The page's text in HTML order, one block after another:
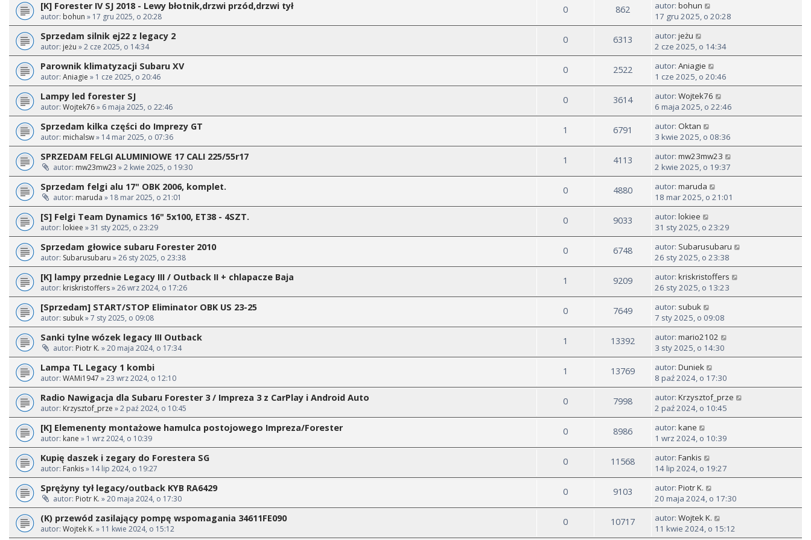
[K] Forester IV SJ 2018 - Lewy błotnik,drzwi przód,drzwi tył
autor: bohun » 17 gru 2025, o 20:28
0 862 autor: bohun
17 gru 2025, o 20:28
Sprzedam silnik ej22 z legacy 2
autor: jeżu » 2 cze 2025, o 14:34
0 6313 autor: jeżu
2 cze 2025, o 14:34
Parownik klimatyzacji Subaru XV
autor: Aniagie » 1 cze 2025, o 20:46
0 2522 autor: Aniagie
1 cze 2025, o 20:46
Lampy led forester SJ
autor: Wojtek76» 6 maja 2025, o 22:46
0 3614 autor: Wojtek76
6 maja 2025, o 22:46
Sprzedam kilka części do Imprezy GT
autor: michalsw» 14 mar 2025, o 07:36
1 6791 autor: Oktan
3 kwie 2025, o 08:36
SPRZEDAM FELGI ALUMINIOWE 17 CALI 225/55r17
autor: mw23mw23 » 2 kwie 2025, o 19:30
1 4113 autor: mw23mw23
2 kwie 2025, o 19:37
Sprzedam felgi alu 17" OBK 2006, komplet.
autor: maruda » 18 mar 2025, o 21:01
0 4880 autor: maruda
18 mar 2025, o 21:01
[S] Felgi Team Dynamics 16" 5x100, ET38 - 4SZT.
autor: lokiee » 31 sty 2025, o 23:29
0 9033 autor: lokiee
31 sty 2025, o 23:29
Sprzedam głowice subaru Forester 2010
autor: Subarusubaru » 26 sty 2025, o 23:38
0 6748 autor: Subarusubaru
26 sty 2025, o 23:38
[K] lampy przednie Legacy III / Outback II + chlapacze Baja
autor: kriskristoffers» 26 wrz 2024, o 17:26
1 9209 autor: kriskristoffers
26 sty 2025, o 13:23
[Sprzedam] START/STOP Eliminator OBK US 23-25
autor: subuk» 7 sty 2025, o 09:08
0 7649 autor: subuk
7 sty 2025, o 09:08
Sanki tylne wózek legacy III Outback
autor: Piotr K. » 20 maja 2024, o 17:34
1 13392 autor: mario2102
3 sty 2025, o 14:30
Lampa TL Legacy 1 kombi
autor: WAMi1947 » 23 wrz 2024, o 12:10
1 13769 autor: Duniek
8 paź 2024, o 17:30
Radio Nawigacja dla Subaru Forester 3 / Impreza 3 z CarPlay i Android Auto
autor: Krzysztof_prze » 2 paź 2024, o 10:45
0 7998 autor: Krzysztof_prze
2 paź 2024, o 10:45
[K] Elemenenty montażowe hamulca postojowego Impreza/Forester
autor: kane » 1 wrz 2024, o 10:39
0 8986 autor: kane
1 wrz 2024, o 10:39
Kupię daszek i zegary do Forestera SG
autor: Fankis» 14 lip 2024, o 19:27
0 11568 autor: Fankis
14 lip 2024, o 19:27
Sprężyny tył legacy/outback KYB RA6429
autor: Piotr K. » 20 maja 2024, o 17:30
0 9103 autor: Piotr K.
20 maja 2024, o 17:30
(K) przewód zasilający pompę wspomagania 34611FE090
autor: Wojtek K. » 11 kwie 2024, o 15:12
0 10717 autor: Wojtek K.
11 kwie 2024, o 15:12